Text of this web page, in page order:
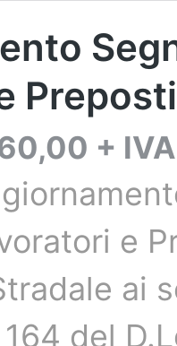
+
e
ai
164 del